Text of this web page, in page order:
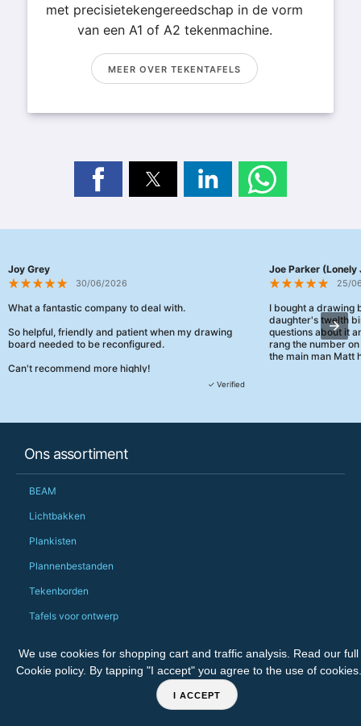
We use cookies for shopping cart and traffic analysis. Read our full
Cookie policy. By tapping "I accept" you agree to the use of cookies.
I ACCEPT
met precisietekengereedschap in de vorm
van een A1 of A2 tekenmachine.
MEER OVER TEKENTAFELS
Joy Grey
30/06/2026
What a fantastic company to deal with.
So helpful, friendly and patient when my drawing
board needed to be reconfigured.
Can't recommend more highly!
✓ Verified
Joe Parker (Lonely
25/
I bought a drawing
daughter's twelth
questions about it
rang the number
the main man Matt
Ons assortiment
BEAM
Lichtbakken
Plankisten
Plannenbestanden
Tekenborden
Tafels voor ontwerp
Op maat gemaakt